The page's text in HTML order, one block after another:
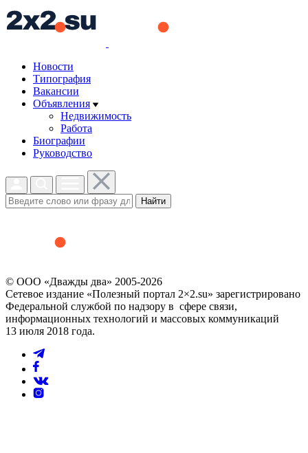
Новости
Типография
Вакансии
Объявления
Недвижимость
Работа
Биографии
Руководство
Найти
© ООО «Дважды два» 2005-2026
Сетевое издание «Полезный портал 2×2.su» зарегистрировано
Федеральной службой по надзору в сфере связи,
информационных технологий и массовых коммуникаций
13 июля 2018 года.